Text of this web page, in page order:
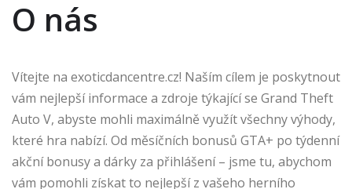
O nás
Vítejte na exoticdancentre.cz! Naším cílem je poskytnout
vám nejlepší informace a zdroje týkající se Grand Theft
Auto V, abyste mohli maximálně využít všechny výhody,
které hra nabízí. Od měsíčních bonusů GTA+ po týdenní
akční bonusy a dárky za přihlášení – jsme tu, abychom
vám pomohli získat to nejlepší z vašeho herního